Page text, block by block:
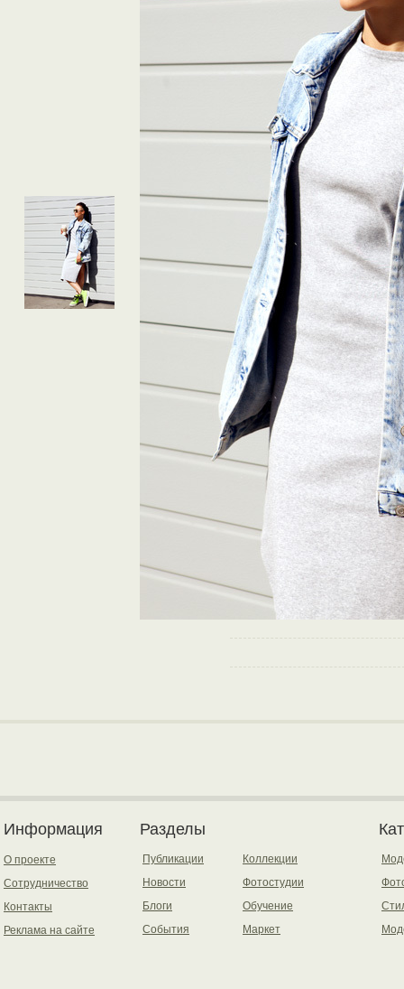
Информация
О проекте
Сотрудничество
Контакты
Реклама на сайте
Разделы
Публикации
Новости
Блоги
События
Коллекции
Фотостудии
Обучение
Маркет